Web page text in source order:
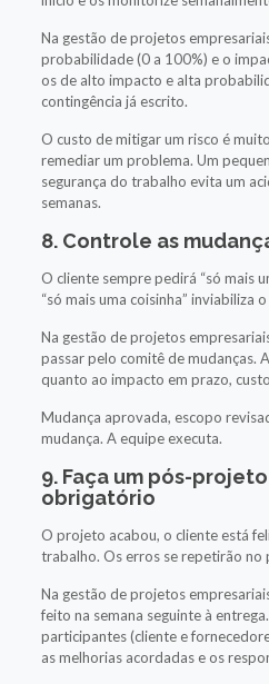
Na gestão de projetos
probabilidade (0 a 100%) e o
os de alto impacto e alta
contingência já escrito.
O custo de mitigar um risco é
remediar um problema. Um
segurança do trabalho evita um
semanas.
8. Controle as
O cliente sempre pedirá “só mais
“só mais uma coisinha” inviabiliza
Na gestão de projetos
passar pelo comitê de mudanças.
quanto ao impacto em prazo,
Mudança aprovada, escopo
mudança. A equipe executa.
9. Faça um pós-
obrigatório
O projeto acabou, o cliente está
trabalho. Os erros se repetirão
Na gestão de projetos
feito na semana seguinte à
participantes (cliente e
as melhorias acordadas e os